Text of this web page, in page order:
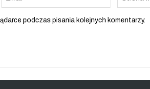
podczas pisania kolejnych komentarzy.